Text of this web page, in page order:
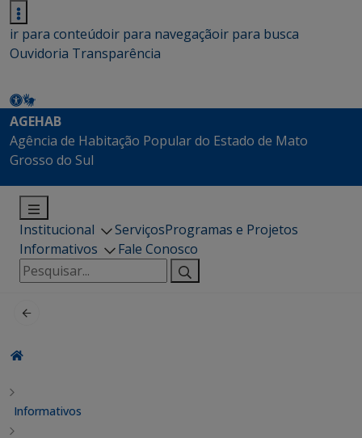
ir para conteúdoir para navegaçãoir para busca
Ouvidoria Transparência
AGEHAB
Agência de Habitação Popular do Estado de Mato
Grosso do Sul
Institucional ServiçosProgramas e Projetos
Informativos
Fale Conosco
Pesquisar
por:
Informativos